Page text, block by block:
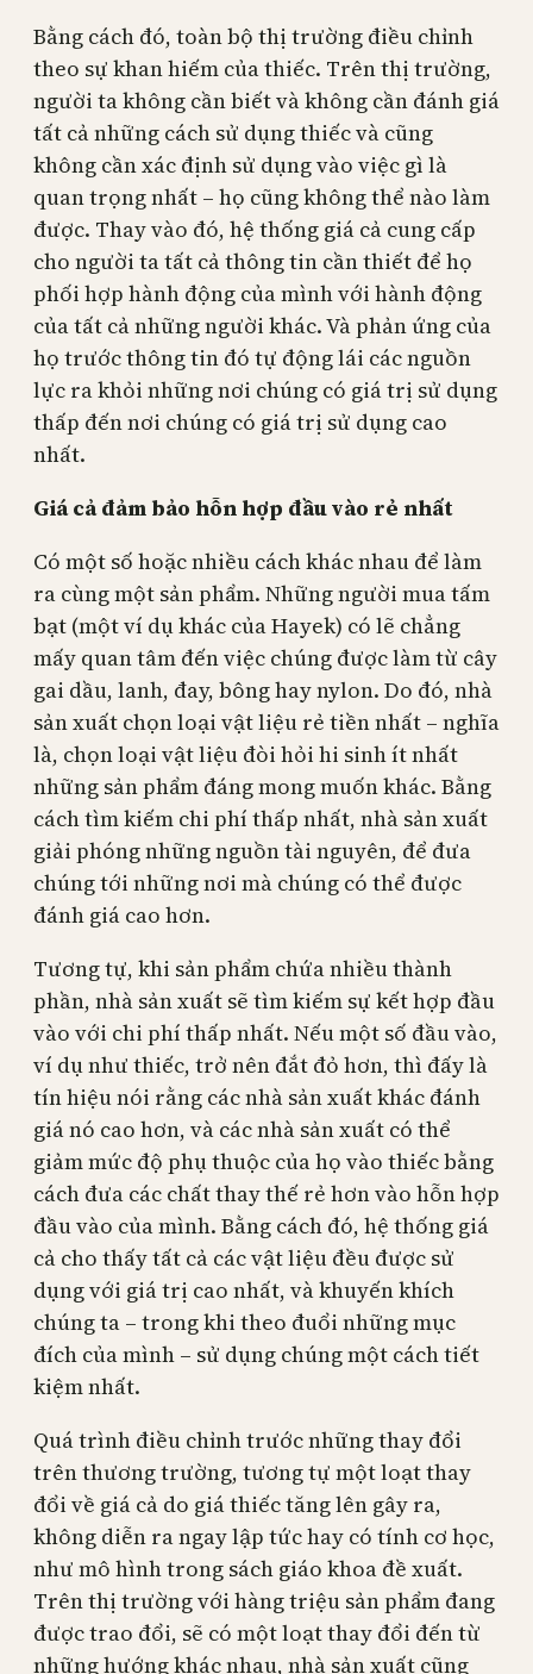
Bằng cách đó, toàn bộ thị trường điều chỉnh
theo sự khan hiếm của thiếc. Trên thị trường,
người ta không cần biết và không cần đánh giá
tất cả những cách sử dụng thiếc và cũng
không cần xác định sử dụng vào việc gì là
quan trọng nhất – họ cũng không thể nào làm
được. Thay vào đó, hệ thống giá cả cung cấp
cho người ta tất cả thông tin cần thiết để họ
phối hợp hành động của mình với hành động
của tất cả những người khác. Và phản ứng của
họ trước thông tin đó tự động lái các nguồn
lực ra khỏi những nơi chúng có giá trị sử dụng
thấp đến nơi chúng có giá trị sử dụng cao
nhất.
Giá cả đảm bảo hỗn hợp đầu vào rẻ nhất
Có một số hoặc nhiều cách khác nhau để làm
ra cùng một sản phẩm. Những người mua tấm
bạt (một ví dụ khác của Hayek) có lẽ chẳng
mấy quan tâm đến việc chúng được làm từ cây
gai dầu, lanh, đay, bông hay nylon. Do đó, nhà
sản xuất chọn loại vật liệu rẻ tiền nhất – nghĩa
là, chọn loại vật liệu đòi hỏi hi sinh ít nhất
những sản phẩm đáng mong muốn khác. Bằng
cách tìm kiếm chi phí thấp nhất, nhà sản xuất
giải phóng những nguồn tài nguyên, để đưa
chúng tới những nơi mà chúng có thể được
đánh giá cao hơn.
Tương tự, khi sản phẩm chứa nhiều thành
phần, nhà sản xuất sẽ tìm kiếm sự kết hợp đầu
vào với chi phí thấp nhất. Nếu một số đầu vào,
ví dụ như thiếc, trở nên đắt đỏ hơn, thì đấy là
tín hiệu nói rằng các nhà sản xuất khác đánh
giá nó cao hơn, và các nhà sản xuất có thể
giảm mức độ phụ thuộc của họ vào thiếc bằng
cách đưa các chất thay thế rẻ hơn vào hỗn hợp
đầu vào của mình. Bằng cách đó, hệ thống giá
cả cho thấy tất cả các vật liệu đều được sử
dụng với giá trị cao nhất, và khuyến khích
chúng ta – trong khi theo đuổi những mục
đích của mình – sử dụng chúng một cách tiết
kiệm nhất.
Quá trình điều chỉnh trước những thay đổi
trên thương trường, tương tự một loạt thay
đổi về giá cả do giá thiếc tăng lên gây ra,
không diễn ra ngay lập tức hay có tính cơ học,
như mô hình trong sách giáo khoa đề xuất.
Trên thị trường với hàng triệu sản phẩm đang
được trao đổi, sẽ có một loạt thay đổi đến từ
những hướng khác nhau, nhà sản xuất cũng